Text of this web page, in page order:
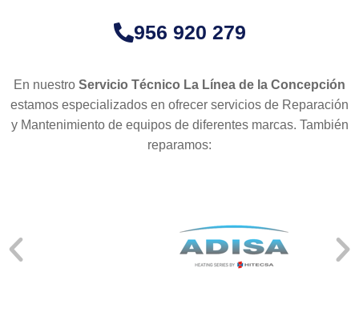
956 920 279
En nuestro Servicio Técnico La Línea de la Concepción
estamos especializados en ofrecer servicios de Reparación
y Mantenimiento de equipos de diferentes marcas. También
reparamos: